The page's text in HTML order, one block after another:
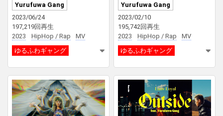
Yurufuwa Gang
2023/06/24
197,219回再生
2023
HipHop / Rap
MV
ゆるふわギャング
Yurufuwa Gang
2023/02/10
195,742回再生
2023
HipHop / Rap
MV
ゆるふわギャング